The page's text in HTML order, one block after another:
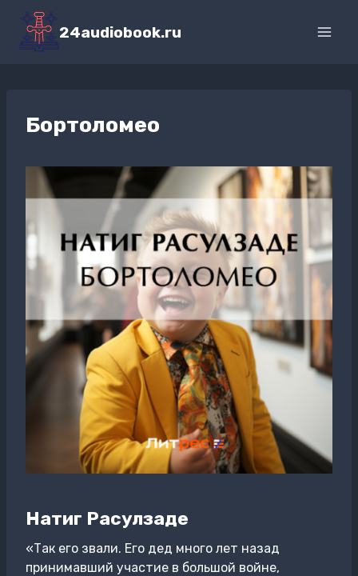
Перейти
содержимому
24audiobook.ru
Бортоломео
Натиг Расулзаде
«Так его звали. Его дед много лет назад
принимавший участие в большой войне,